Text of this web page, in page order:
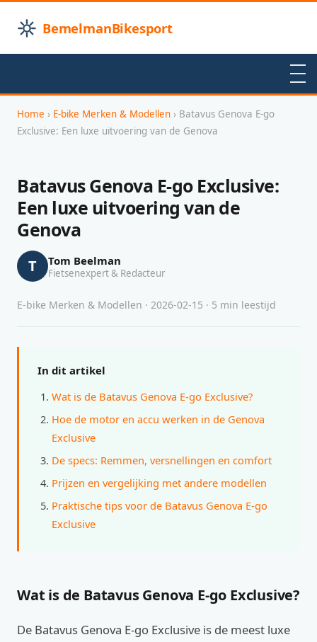
BemelmanBikesport
Home › E-bike Merken & Modellen › Batavus Genova E-go
Exclusive: Een luxe uitvoering van de Genova
Batavus Genova E-go Exclusive:
Een luxe uitvoering van de
Genova
T Tom Beelman
Fietsenexpert & Redacteur
E-bike Merken & Modellen · 2026-02-15 · 5 min leestijd
In dit artikel
Wat is de Batavus Genova E-go Exclusive?
Hoe de motor en accu werken in de Genova
Exclusive
De specs: Remmen, versnellingen en comfort
Prijzen en vergelijking met andere modellen
Praktische tips voor de Batavus Genova E-go
Exclusive
Wat is de Batavus Genova E-go Exclusive?
De Batavus Genova E-go Exclusive is de meest luxe